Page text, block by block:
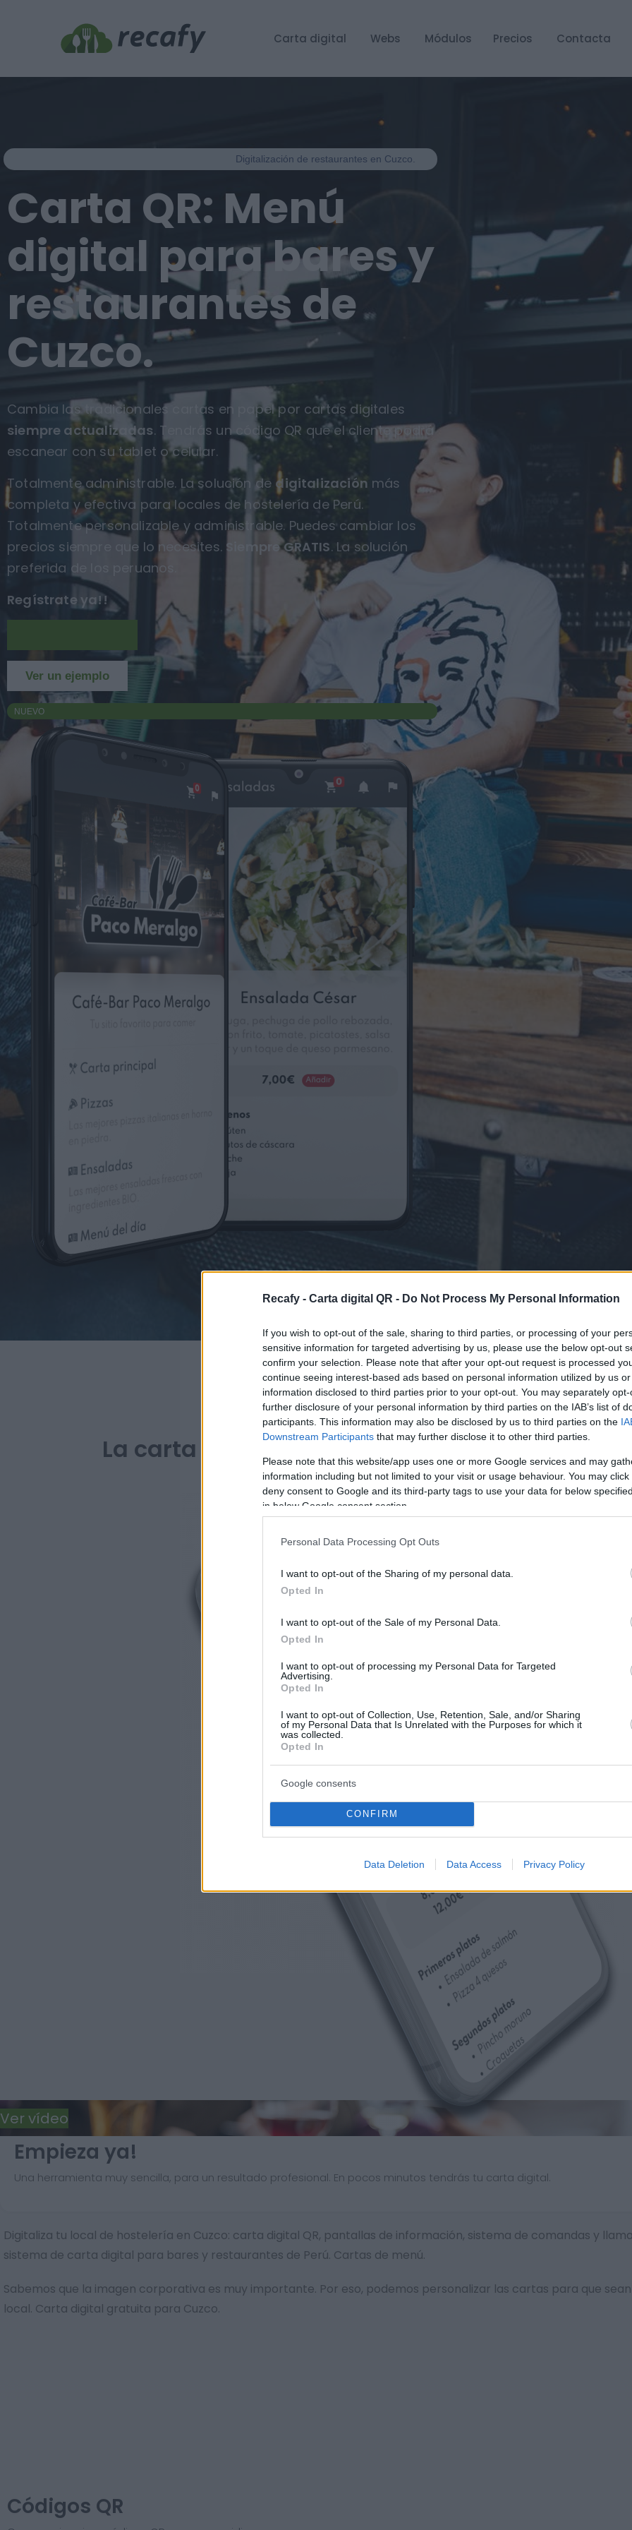
Recafy - Carta digital QR - Do Not Process My Personal Information
If you wish to opt-out of the sale, sharing to third parties, or processing of your
sensitive information for targeted advertising by us, please use the below opt-out
confirm your selection. Please note that after your opt-out request is processed
continue seeing interest-based ads based on personal information utilized by us
information disclosed to third parties prior to your opt-out. You may separately
further disclosure of your personal information by third parties on the IAB’s list of
participants. This information may also be disclosed by us to third parties on the
Downstream Participants that may further disclose it to other third parties.
Please note that this website/app uses one or more Google services and may
information including but not limited to your visit or usage behaviour. You may
deny consent to Google and its third-party tags to use your data for below
in below Google consent section.
Personal Data Processing Opt Outs
I want to opt-out of the Sharing of my personal data.
Opted In
I want to opt-out of the Sale of my Personal Data.
Opted In
I want to opt-out of processing my Personal Data for Targeted
Advertising.
Opted In
I want to opt-out of Collection, Use, Retention, Sale, and/or Sharing
of my Personal Data that Is Unrelated with the Purposes for which it
was collected.
Opted In
Google consents
CONFIRM
Data Deletion Data Access Privacy Policy
Carta digital Webs Módulos Precios Contacta
Digitalización de restaurantes en Cuzco.
Carta QR: Menú
digital para bares y
restaurantes de
Cuzco.
Cambia las tradicionales cartas en papel por cartas digitales
siempre actualizadas. Tendrás un código QR que el cliente podrá
escanear con su tablet o celular.
Totalmente administrable. La solución de digitalización más
completa y efectiva para locales de hostelería de Perú.
Totalmente personalizable y administrable. Puedes cambiar los
precios siempre que lo necesites. Siempre GRATIS. La solución
preferida de los peruanos.
Regístrate ya!!
Ver un ejemplo
NUEVO
PARA BARES Y RESTAURANTES DE CUZCO
La carta digital definitiva para tu bar o
Empieza ya!
Una herramienta muy sencilla, para un resultado profesional. En pocos minutos tendrás tu carta digital.
Digitaliza tu local de hostelería en Cuzco: carta digital QR, pantallas de información, sistema de comandas y
sistema de carta digital para bares y restaurantes de Perú. Cartas de menú.
Sabemos que la imagen corporativa es muy importante. Por eso, podemos personalizar las cartas para que
local. Carta digital gratuita para Cuzco.
Ver vídeo
Códigos QR